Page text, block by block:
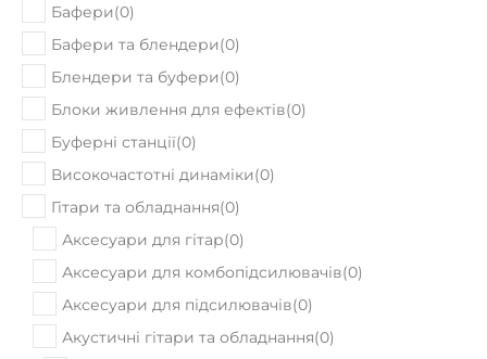
Бафери(0)
Бафери та блендери(0)
Блендери та буфери(0)
Блоки живлення для ефектів(0)
Буферні станції(0)
Високочастотні динаміки(0)
Гітари та обладнання(0)
Аксесуари для гітар(0)
Аксесуари для комбопідсилювачів(0)
Аксесуари для підсилювачів(0)
Акустичні гітари та обладнання(0)